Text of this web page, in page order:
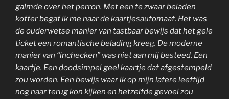
galmde over het perron. Met een te zwaar beladen
koffer begaf ik me naar de kaartjesautomaat. Het was
de ouderwetse manier van tastbaar bewijs dat het gele
ticket een romantische belading kreeg. De moderne
manier van “inchecken” was niet aan mij besteed. Een
kaartje. Een doodsimpel geel kaartje dat afgestempeld
zou worden. Een bewijs waar ik op mijn latere leeftijd
nog naar terug kon kijken en hetzelfde gevoel zou